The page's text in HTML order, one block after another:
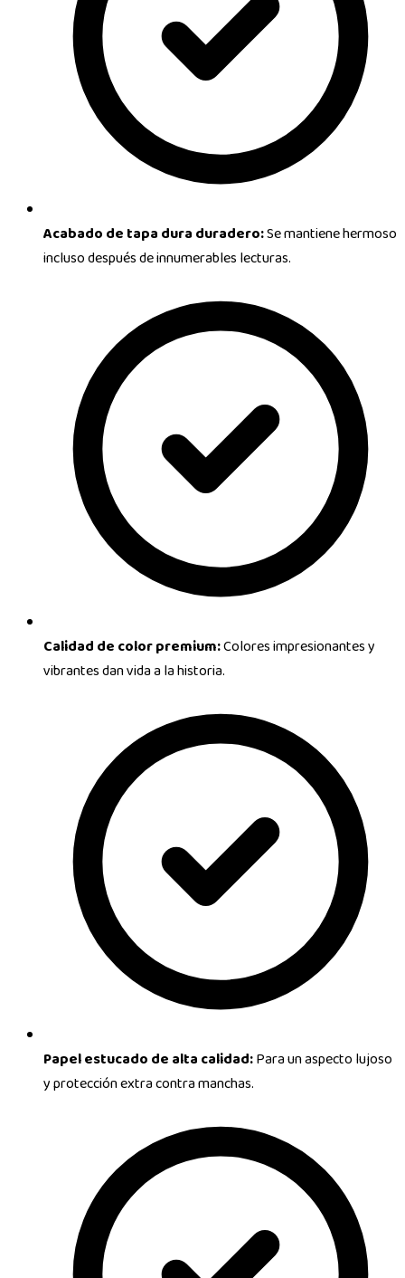
Acabado de tapa dura duradero:Se mantiene hermoso
incluso después de innumerables lecturas.
Calidad de color premium:Colores impresionantes y
vibrantes dan vida a la historia.
Papel estucado de alta calidad:Para un aspecto lujoso
y protección extra contra manchas.